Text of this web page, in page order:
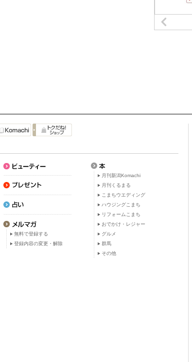
無料で登録する
登録内容の変更・解除
月刊新潟Komachi
月刊くるまる
こまちウエディング
ハウジングこまち
リフォームこまち
おでかけ・レジャー
グルメ
群馬
その他